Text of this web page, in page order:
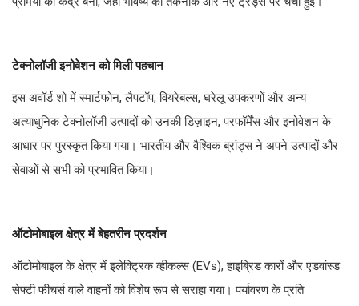
टेक्नोलॉजी इनोवेशन को मिली पहचान
इस अवॉर्ड शो में स्मार्टफोन, लैपटॉप, वियरेबल्स, घरेलू उपकरणों और अन्य
अत्याधुनिक टेक्नोलॉजी उत्पादों को उनकी डिज़ाइन, परफॉर्मेंस और इनोवेशन के
आधार पर पुरस्कृत किया गया। भारतीय और वैश्विक ब्रांड्स ने अपने उत्पादों और
सेवाओं से सभी को प्रभावित किया।
ऑटोमोबाइल क्षेत्र में बेहतरीन प्रदर्शन
ऑटोमोबाइल के क्षेत्र में इलेक्ट्रिक व्हीकल्स (EVs), हाइब्रिड कारों और एडवांस्ड
सेफ्टी फीचर्स वाले वाहनों को विशेष रूप से सराहा गया। पर्यावरण के प्रति